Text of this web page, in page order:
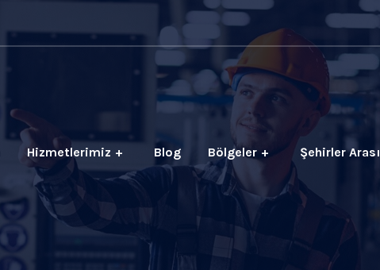
Hizmetlerimiz Blog Bölgeler Şehirler Arası